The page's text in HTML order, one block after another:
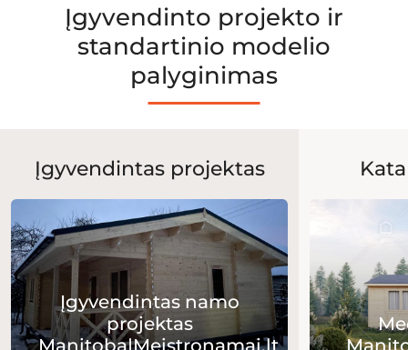
Įgyvendinto projekto ir
standartinio modelio
palyginimas
Įgyvendintas projektas
Įgyvendintas namo
projektas
Manitoba|Meistronamai.lt